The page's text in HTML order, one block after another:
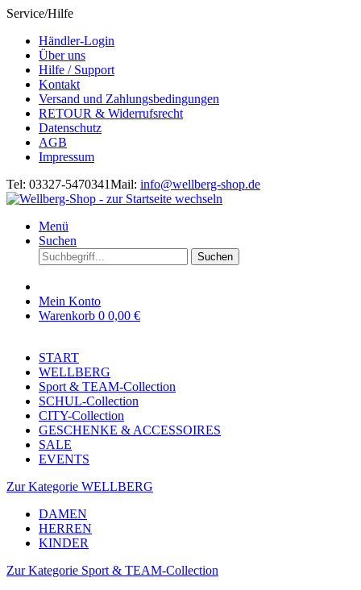
Service/Hilfe
Händler-Login
Über uns
Hilfe / Support
Kontakt
Versand und Zahlungsbedingungen
RETOUR & Widerrufsrecht
Datenschutz
AGB
Impressum
Tel: 03327-5470341Mail: info@wellberg-shop.de
Menü
Suchen
Suchen
Mein Konto
Warenkorb 0 0,00 €
START
WELLBERG
Sport & TEAM-Collection
SCHUL-Collection
CITY-Collection
GESCHENKE & ACCESSOIRES
SALE
EVENTS
Zur Kategorie WELLBERG
DAMEN
HERREN
KINDER
Zur Kategorie Sport & TEAM-Collection